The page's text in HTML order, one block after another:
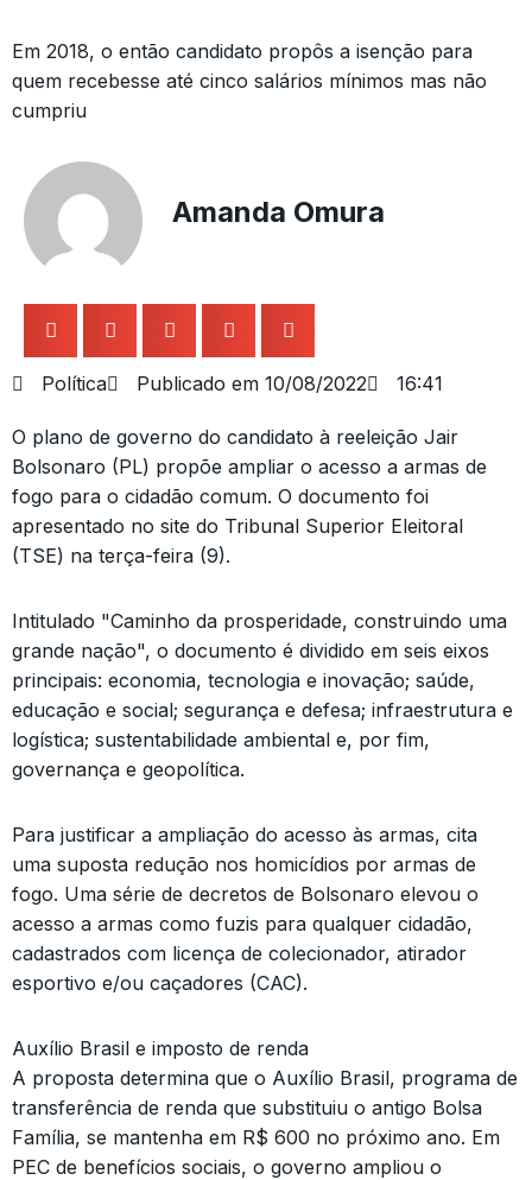
Em 2018, o então candidato propôs a isenção para
quem recebesse até cinco salários mínimos mas não
cumpriu
Amanda Omura
Política Publicado em 10/08/2022 16:41
O plano de governo do candidato à reeleição Jair
Bolsonaro (PL) propõe ampliar o acesso a armas de
fogo para o cidadão comum. O documento foi
apresentado no site do Tribunal Superior Eleitoral
(TSE) na terça-feira (9).
Intitulado "Caminho da prosperidade, construindo uma
grande nação", o documento é dividido em seis eixos
principais: economia, tecnologia e inovação; saúde,
educação e social; segurança e defesa; infraestrutura e
logística; sustentabilidade ambiental e, por fim,
governança e geopolítica.
Para justificar a ampliação do acesso às armas, cita
uma suposta redução nos homicídios por armas de
fogo. Uma série de decretos de Bolsonaro elevou o
acesso a armas como fuzis para qualquer cidadão,
cadastrados com licença de colecionador, atirador
esportivo e/ou caçadores (CAC).
Auxílio Brasil e imposto de renda
A proposta determina que o Auxílio Brasil, programa de
transferência de renda que substituiu o antigo Bolsa
Família, se mantenha em R$ 600 no próximo ano. Em
PEC de benefícios sociais, o governo ampliou o